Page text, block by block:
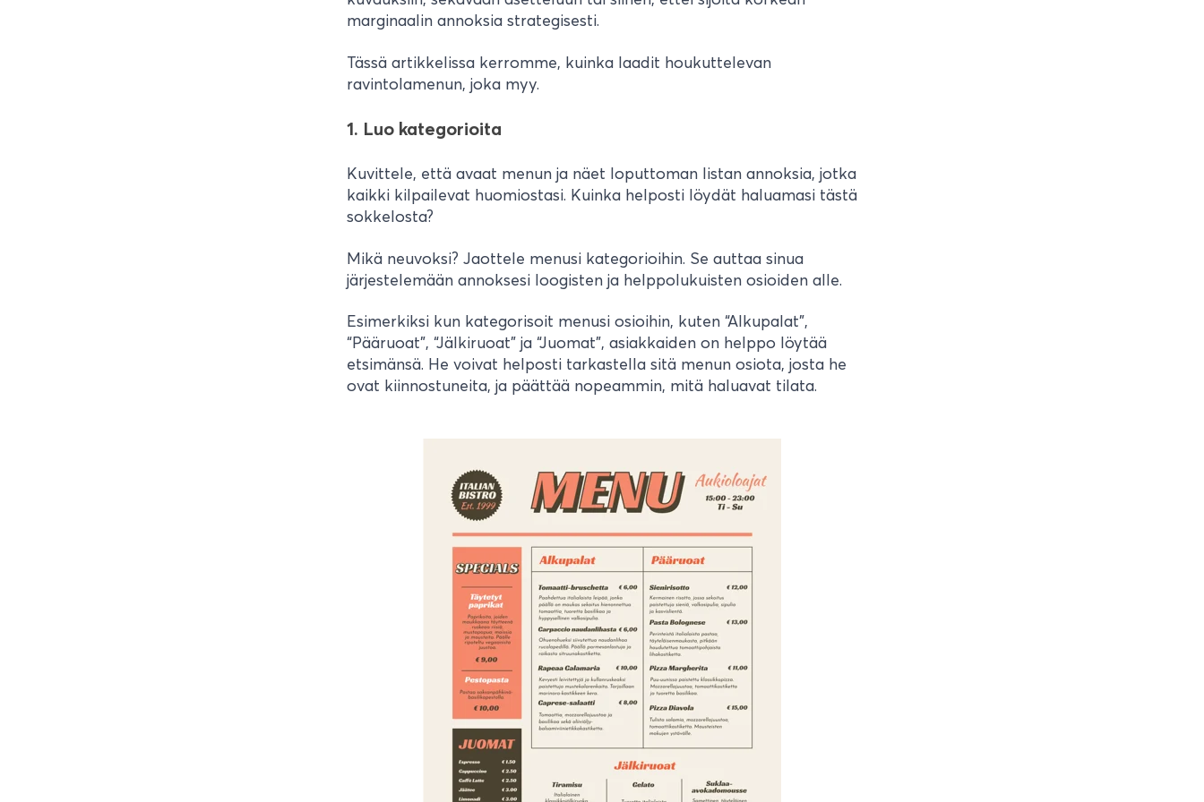
marginaalin annoksia strategisesti.
Tässä artikkelissa kerromme, kuinka laadit houkuttelevan
ravintolamenun, joka myy.
1. Luo kategorioita
Kuvittele, että avaat menun ja näet loputtoman listan annoksia, jotka
kaikki kilpailevat huomiostasi. Kuinka helposti löydät haluamasi tästä
sokkelosta?
Mikä neuvoksi? Jaottele menusi kategorioihin. Se auttaa sinua
järjestelemään annoksesi loogisten ja helppolukuisten osioiden alle.
Esimerkiksi kun kategorisoit menusi osioihin, kuten “Alkupalat”,
“Pääruoat”, “Jälkiruoat” ja “Juomat”, asiakkaiden on helppo löytää
etsimänsä. He voivat helposti tarkastella sitä menun osiota, josta he
ovat kiinnostuneita, ja päättää nopeammin, mitä haluavat tilata.